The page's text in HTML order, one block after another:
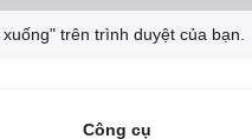
trên trình duyệt của bạn.
Công cụ